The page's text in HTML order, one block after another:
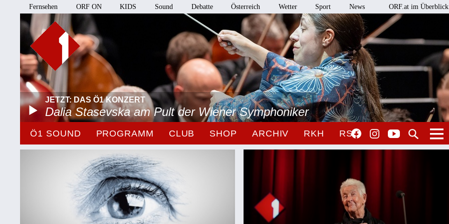
Fernsehen ORF ON KIDS Sound Debatte Österreich Wetter Sport News ORF.at im Überblick
JETZT: DAS Ö1 KONZERT
Dalia Stasevska am Pult der Wiener Symphoniker
Ö1 SOUND PROGRAMM CLUB SHOP ARCHIV RKH RSO